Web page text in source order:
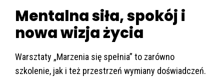
Mentalna siła, spokój i
nowa wizja życia
Warsztaty „Marzenia się spełnia” to zarówno
szkolenie, jak i też przestrzeń wymiany doświadczeń.